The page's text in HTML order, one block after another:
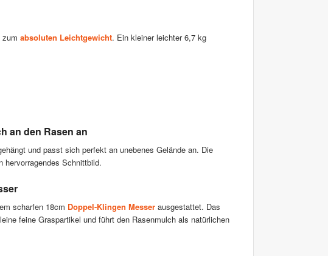
zum absoluten Leichtgewicht. Ein kleiner leichter 6,7 kg
an den Rasen an
und passt sich perfekt an unebenes Gelände an. Die
hervorragendes Schnittbild.
scharfen 18cm Doppel-Klingen Messer ausgestattet. Das
feine Graspartikel und führt den Rasenmulch als natürlichen